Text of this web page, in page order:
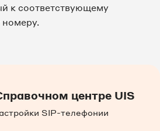
к соответствующему
номеру.
центре UIS
SIP-телефонии